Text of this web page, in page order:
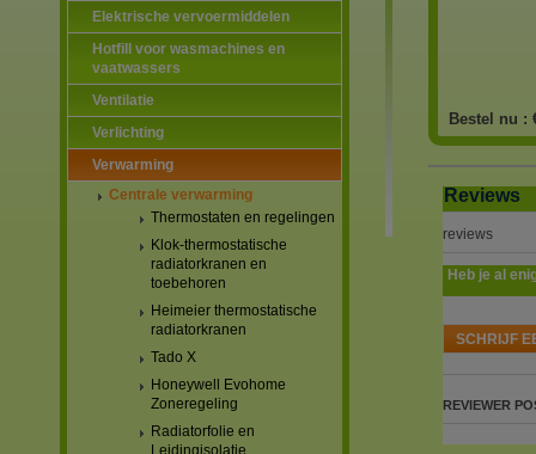
Elektrische vervoermiddelen
Hotfill voor wasmachines en
vaatwassers
Ventilatie
Verlichting
Verwarming
Centrale verwarming
Thermostaten en regelingen
Klok-thermostatische
radiatorkranen en
toebehoren
Heimeier thermostatische
radiatorkranen
Tado X
Honeywell Evohome
Zoneregeling
Radiatorfolie en
Leidingisolatie
Bestel nu :
Reviews
reviews
Heb je al
SCHRIJF
REVIEWER